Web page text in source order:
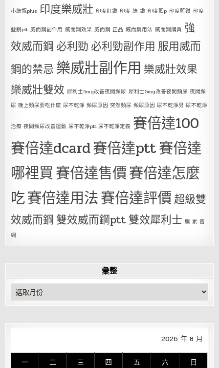
小綠瓶plus 印度樂威壯 印度紅鑽 印度 綠 鑽 印度藍p 印度藍鑽 印度
藍鑽ptt 威而鋼副作用 威而鋼效果 威而鋼 正品 威而鋼用法 威而鋼購買 強
效威而鋼 必利勁 必利勁副作用 服用威而
鋼的禁忌 樂威壯副作用 樂威壯效果
樂威壯雙效 犀利士5mg改善夜間頻尿 犀利士5mg改善夜間頻尿 夜間頻
尿 晚上頻尿要吃什麼 尿不乾淨 頻尿原因 突然頻尿 頻尿原因 尿不乾淨男 尿不乾淨
治療 夜間頻尿改善運動 尿不乾淨ptt 尿不乾淨定義 賽倍達100
賽倍達dcard賽倍達ptt賽倍達
哪裡買賽倍達售價賽倍達怎麼
吃賽倍達用法賽倍達評價超級雙
效威而鋼 雙效威而鋼ptt 雙效犀利士 騰 素 官
網
彙整
彙
整
2026 年 8 月
一 二 三 四 五 六 日